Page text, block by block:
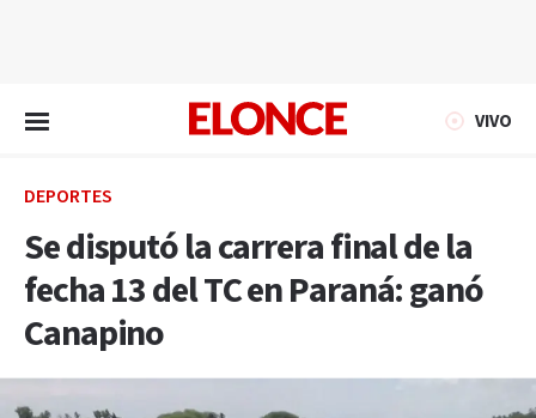
VIVO
DEPORTES
Se disputó la carrera final de la
fecha 13 del TC en Paraná: ganó
Canapino